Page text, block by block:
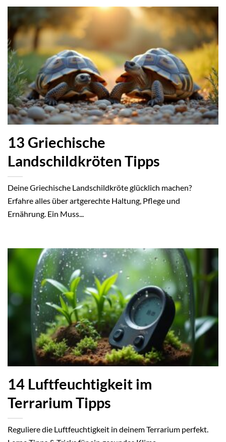
13 Griechische
Landschildkröten Tipps
Deine Griechische Landschildkröte glücklich machen?
Erfahre alles über artgerechte Haltung, Pflege und
Ernährung. Ein Muss...
14 Luftfeuchtigkeit im
Terrarium Tipps
Reguliere die Luftfeuchtigkeit in deinem Terrarium perfekt.